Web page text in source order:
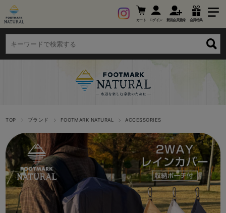
カート ログイン 新規会員登録 会員特典
TOP ブランド FOOTMARK NATURAL ACCESSORIES